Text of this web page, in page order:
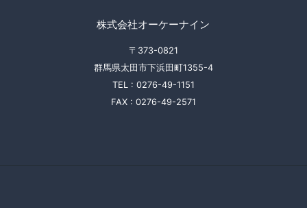
株式会社オーケーナイン
〒373-0821
群馬県太田市下浜田町1355-4
TEL : 0276-49-1151
FAX : 0276-49-2571